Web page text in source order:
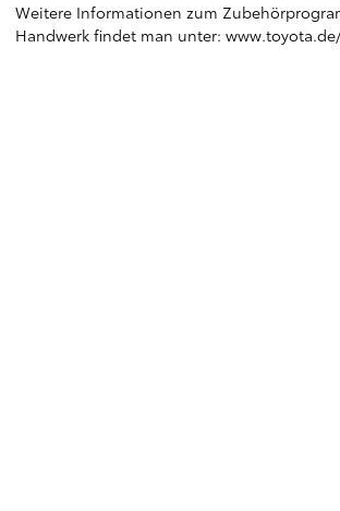
Weitere Informationen zum
Handwerk findet man unter: